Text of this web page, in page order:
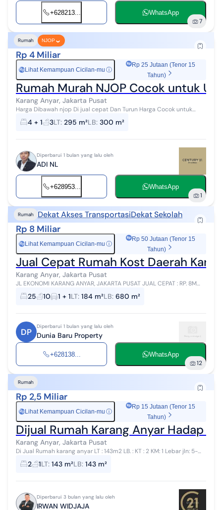
+628213... WhatsApp
7
Rumah NJOP
Rp 4 Miliar
Rp Lihat Kemampuan Cicilan-mu ⓘ
Rp 25 Jutaan (Tenor 15
Tahun)
Rumah Murah NJOP Cocok untuk
Karang Anyar, Jakarta Pusat
Harga Dibawah njop Di jual cepat Dan Turun Harga Cocok untuk
usaha, gudang grosiran, toko, kost-kostan Rumah di Jakarta pusat
Lt.295m (12x25) Lb...
4 + 1 3LT: 295 m²LB: 300 m²
Diperbarui 1 bulan yang lalu oleh
ADI NL
+628953... WhatsApp
1
Rumah Dekat Akses TransportasiDekat Sekolah
Rp 8 Miliar
Rp Lihat Kemampuan Cicilan-mu ⓘ
Rp 50 Jutaan (Tenor 15
Tahun)
Jual Cepat Rumah Kost Daerah
Karang Anyar, Jakarta Pusat
JL EKONOMI KARANG ANYAR, JAKARTA PUSAT JUAL CEPAT : RP. 8M
SERTIFIKAT SHM LT : 8X23 (184m) LB : 680 (5LT) 25 KAMAR KOST
SELLING POINT : Berada di...
25 10 1 + 1LT: 184 m²LB: 680 m²
DP
Diperbarui 1 bulan yang lalu oleh
Dunia Baru Property
+628138... WhatsApp
12
Rumah
Rp 2,5 Miliar
Rp Lihat Kemampuan Cicilan-mu ⓘ
Rp 15 Jutaan (Tenor 15
Tahun)
Dijual Rumah Karang Anyar Hadap
Karang Anyar, Jakarta Pusat
Di Jual Rumah karang anyar LT : 143m2 LB. : KT : 2 KM: 1 Lebar jln: 5-
6mtr Hadap: Barat Sertifikat: SHM Listrik. : 1300 watt Air sumur Harga
:2,... 2 1LT: 143 m²LB: 143 m²
Diperbarui 3 bulan yang lalu oleh
IRWAN WIDJAJA